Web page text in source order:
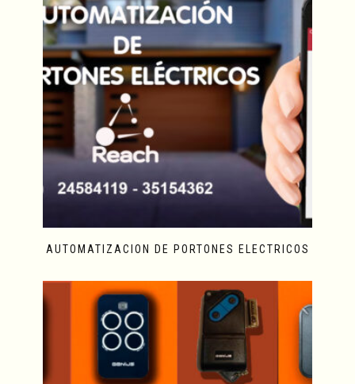
AUTOMATIZACION DE PORTONES ELECTRICOS